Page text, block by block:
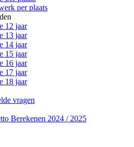
per plaats
12 jaar
13 jaar
14 jaar
15 jaar
16 jaar
17 jaar
18 jaar
vragen
Berekenen 2024 / 2025